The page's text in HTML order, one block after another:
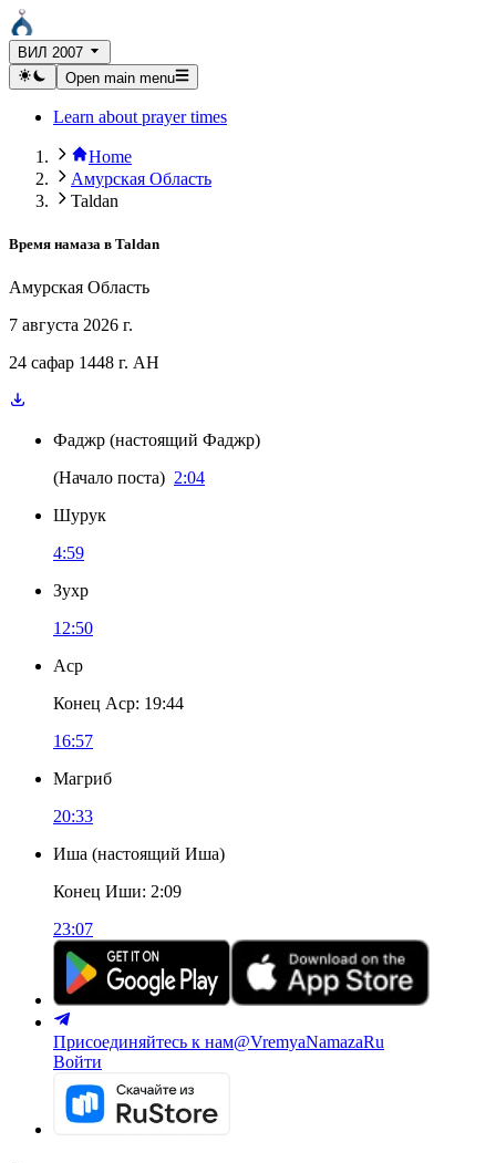
ВИЛ 2007
Open main menu
Learn about prayer times
Home
Амурская Область
Taldan
Время намаза в Taldan
Амурская Область
7 августа 2026 г.
24 сафар 1448 г. AH
Фаджр (настоящий Фаджр)
(Начало поста) 2:04
Шурук
4:59
Зухр
12:50
Аср
Конец Аср: 19:44
16:57
Магриб
20:33
Иша (настоящий Иша)
Конец Иши: 2:09
23:07
Присоединяйтесь к нам@VremyaNamazaRu
Войти